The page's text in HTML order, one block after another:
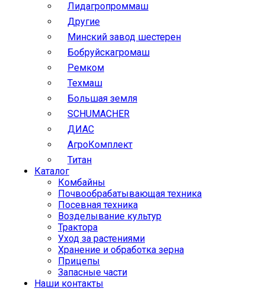
Лидагропроммаш
Другие
Минский завод шестерен
Бобруйскагромаш
Ремком
Техмаш
Большая земля
SCHUMACHER
ДИАС
АгроКомплект
Титан
Каталог
Комбайны
Почвообрабатывающая техника
Посевная техника
Возделывание культур
Трактора
Уход за растениями
Хранение и обработка зерна
Прицепы
Запасные части
Наши контакты